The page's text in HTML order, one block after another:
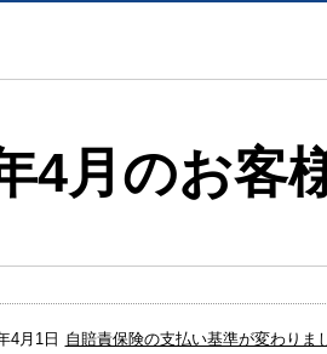
4月のお客
4月1日 自賠責保険の支払い基準が変わりま